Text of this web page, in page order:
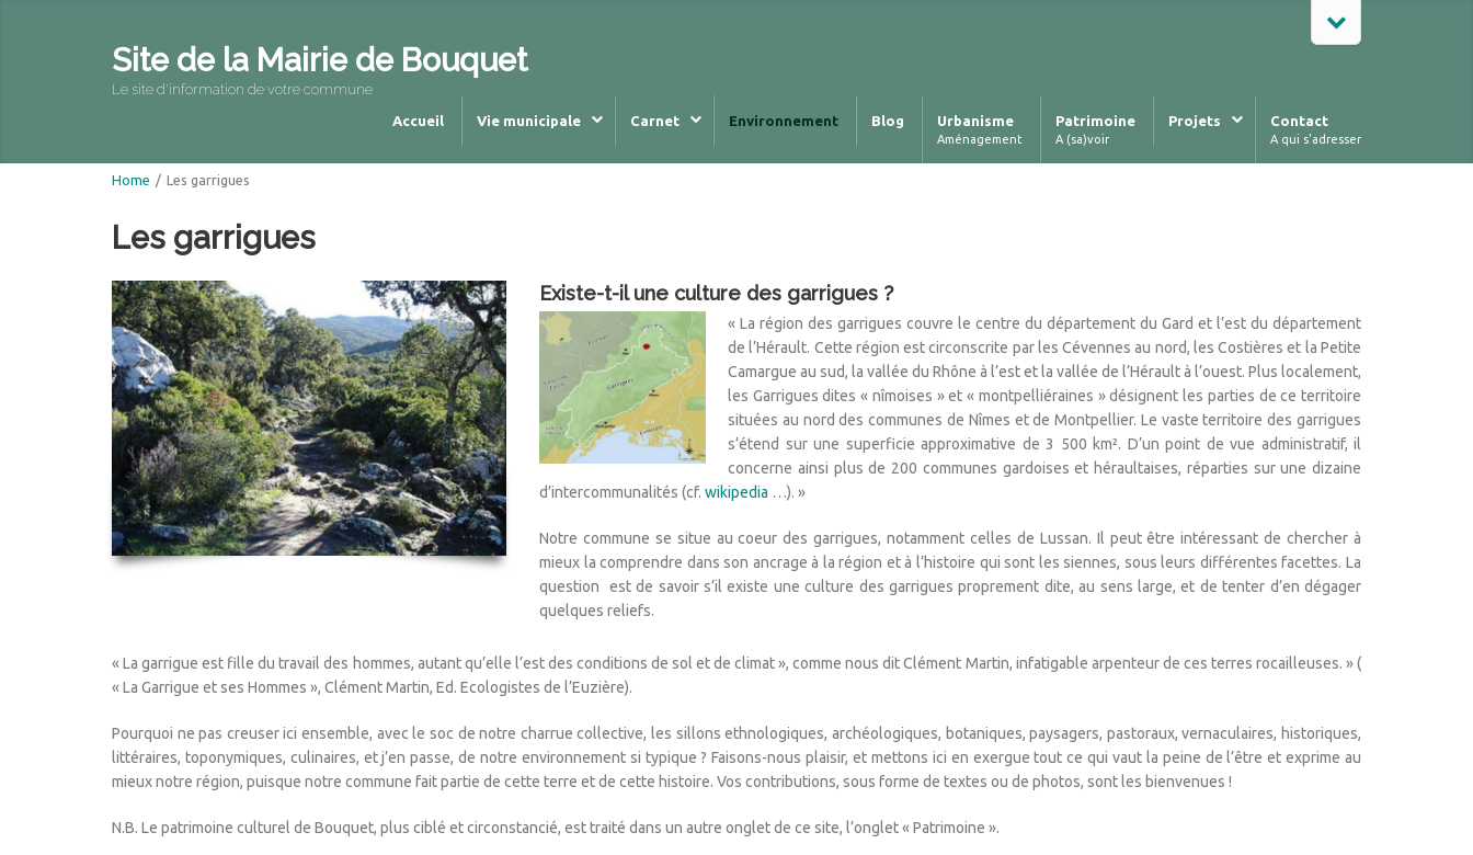
Site de la Mairie de Bouquet
Le site d'information de votre commune
Accueil Vie municipale Carnet Environnement Blog Urbanisme
Aménagement
Patrimoine
A (sa)voir
Projets Contact
A qui s’adresser
Home / Les garrigues
Les garrigues
Existe-t-il une culture des garrigues ?
« La région des garrigues couvre le centre du département du Gard et l’est du département
de l’Hérault. Cette région est circonscrite par les Cévennes au nord, les Costières et la Petite
Camargue au sud, la vallée du Rhône à l’est et la vallée de l’Hérault à l’ouest. Plus localement,
les Garrigues dites « nîmoises » et « montpelliéraines » désignent les parties de ce territoire
situées au nord des communes de Nîmes et de Montpellier. Le vaste territoire des garrigues
s’étend sur une superficie approximative de 3 500 km². D’un point de vue administratif, il
concerne ainsi plus de 200 communes gardoises et héraultaises, réparties sur une dizaine
d’intercommunalités (cf. wikipedia …). »
Notre commune se situe au coeur des garrigues, notamment celles de Lussan. Il peut être intéressant de chercher à
mieux la comprendre dans son ancrage à la région et à l’histoire qui sont les siennes, sous leurs différentes facettes. La
question est de savoir s’il existe une culture des garrigues proprement dite, au sens large, et de tenter d’en dégager
quelques reliefs.
« La garrigue est fille du travail des hommes, autant qu’elle l’est des conditions de sol et de climat », comme nous dit Clément Martin, infatigable arpenteur de ces terres rocailleuses. » (
« La Garrigue et ses Hommes », Clément Martin, Ed. Ecologistes de l’Euzière).
Pourquoi ne pas creuser ici ensemble, avec le soc de notre charrue collective, les sillons ethnologiques, archéologiques, botaniques, paysagers, pastoraux, vernaculaires, historiques,
littéraires, toponymiques, culinaires, et j’en passe, de notre environnement si typique ? Faisons-nous plaisir, et mettons ici en exergue tout ce qui vaut la peine de l’être et exprime au
mieux notre région, puisque notre commune fait partie de cette terre et de cette histoire. Vos contributions, sous forme de textes ou de photos, sont les bienvenues !
N.B. Le patrimoine culturel de Bouquet, plus ciblé et circonstancié, est traité dans un autre onglet de ce site, l’onglet « Patrimoine ».